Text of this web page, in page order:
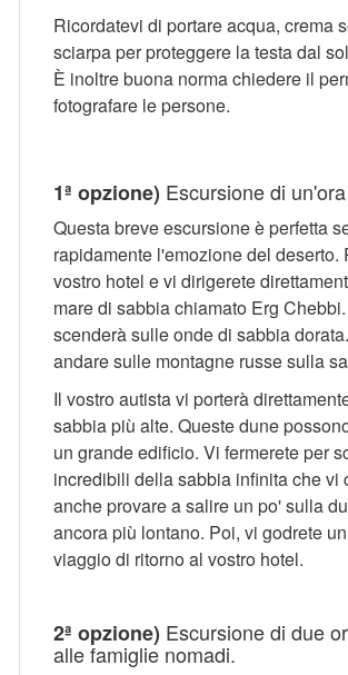
Ricordatevi di portare acqua, crema
sciarpa per proteggere la testa dal
È inoltre buona norma chiedere il
fotografare le persone.
1ª opzione) Escursione di
Questa breve escursione è perfetta
rapidamente l'emozione del deserto.
vostro hotel e vi dirigerete
mare di sabbia chiamato Erg
scenderà sulle onde di sabbia
andare sulle montagne russe sulla
Il vostro autista vi porterà
sabbia più alte. Queste dune
un grande edificio. Vi fermerete per
incredibili della sabbia infinita che vi
anche provare a salire un po' sulla
ancora più lontano. Poi, vi godrete
viaggio di ritorno al vostro hotel.
2ª opzione) Escursione di due
alle famiglie nomadi.